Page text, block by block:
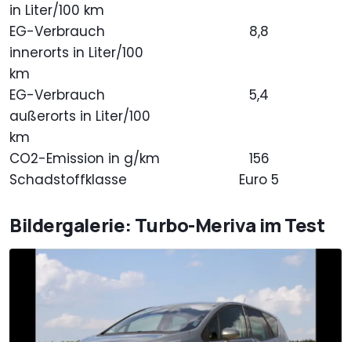
in Liter/100 km
EG-Verbrauch
innerorts in Liter/100
km
8,8
EG-Verbrauch
außerorts in Liter/100
km
5,4
CO2-Emission in g/km
156
Schadstoffklasse
Euro 5
Bildergalerie: Turbo-Meriva im Test